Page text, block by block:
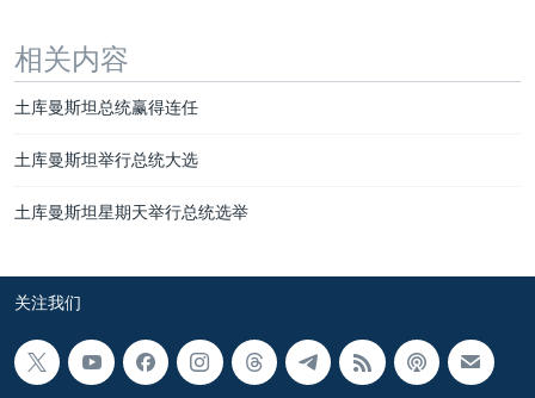
相关内容
土库曼斯坦总统赢得连任
土库曼斯坦举行总统大选
土库曼斯坦星期天举行总统选举
关注我们